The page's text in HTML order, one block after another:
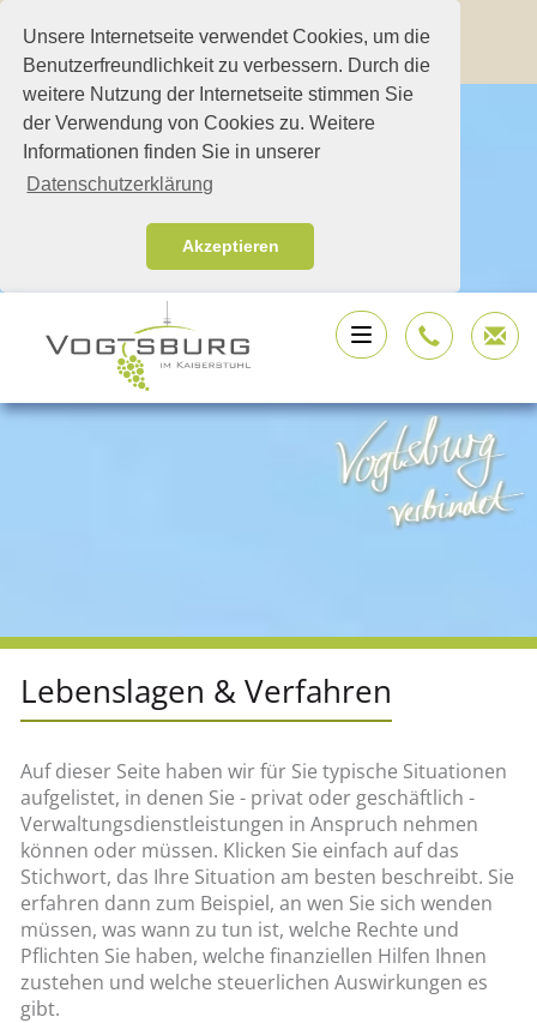
Unsere Internetseite verwendet Cookies, um die
Benutzerfreundlichkeit zu verbessern. Durch die
weitere Nutzung der Internetseite stimmen Sie
der Verwendung von Cookies zu. Weitere
Informationen finden Sie in unserer
Datenschutzerklärung
Akzeptieren
Lebenslagen & Verfahren
Auf dieser Seite haben wir für Sie typische Situationen
aufgelistet, in denen Sie - privat oder geschäftlich -
Verwaltungsdienstleistungen in Anspruch nehmen
können oder müssen. Klicken Sie einfach auf das
Stichwort, das Ihre Situation am besten beschreibt. Sie
erfahren dann zum Beispiel, an wen Sie sich wenden
müssen, was wann zu tun ist, welche Rechte und
Pflichten Sie haben, welche finanziellen Hilfen Ihnen
zustehen und welche steuerlichen Auswirkungen es
gibt.